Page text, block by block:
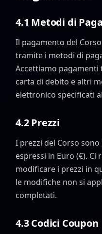
4.1 Metodi di
Il pagamento del
tramite i metodi di
Accettiamo
carta di debito e altri
elettronico specificati
4.2 Prezzi
I prezzi del Corso
espressi in Euro (€).
modificare i prezzi in
le modifiche non si
completati.
4.3 Codici Coupon